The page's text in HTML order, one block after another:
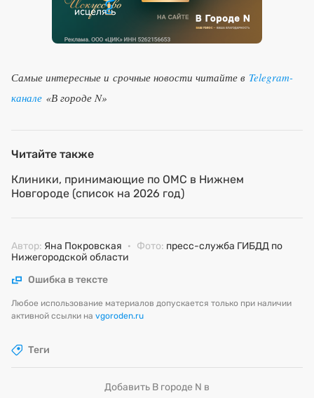
Самые интересные и срочные новости читайте в Telegram-
канале «В городе N»
Читайте также
Клиники, принимающие по ОМС в Нижнем
Новгороде (список на 2026 год)
Автор: Яна Покровская · Фото: пресс-служба ГИБДД по
Нижегородской области
Ошибка в тексте
Любое использование материалов допускается только при наличии
активной ссылки на vgoroden.ru
Теги
Добавить В городе N в